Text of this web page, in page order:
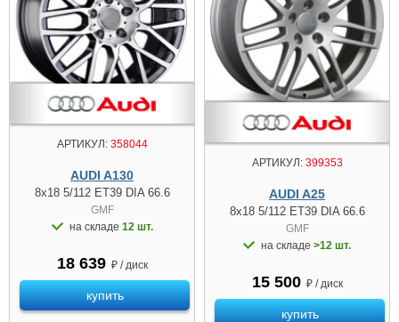
АРТИКУЛ:358044
AUDI A130
8x18 5/112 ET39 DIA 66.6
GMF
на складе 12 шт.
18 639 ₽ / диск
купить
АРТИКУЛ:399353
AUDI A25
8x18 5/112 ET39 DIA 66.6
GMF
на складе >12 шт.
15 500 ₽ / диск
купить